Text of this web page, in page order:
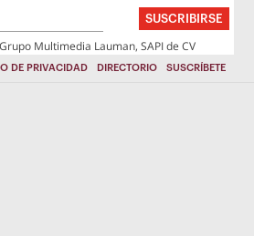
SUSCRIBIRSE
Multimedia Lauman, SAPI de CV
DE PRIVACIDAD DIRECTORIO SUSCRÍBETE